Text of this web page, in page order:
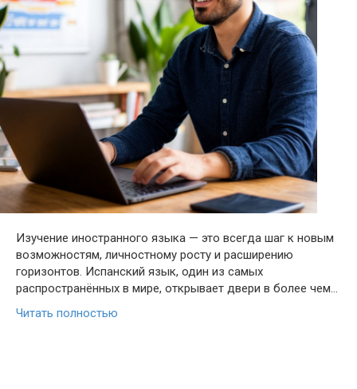
Изучение иностранного языка — это всегда шаг к новым
возможностям, личностному росту и расширению
горизонтов. Испанский язык, один из самых
распространённых в мире, открывает двери в более чем…
Читать полностью